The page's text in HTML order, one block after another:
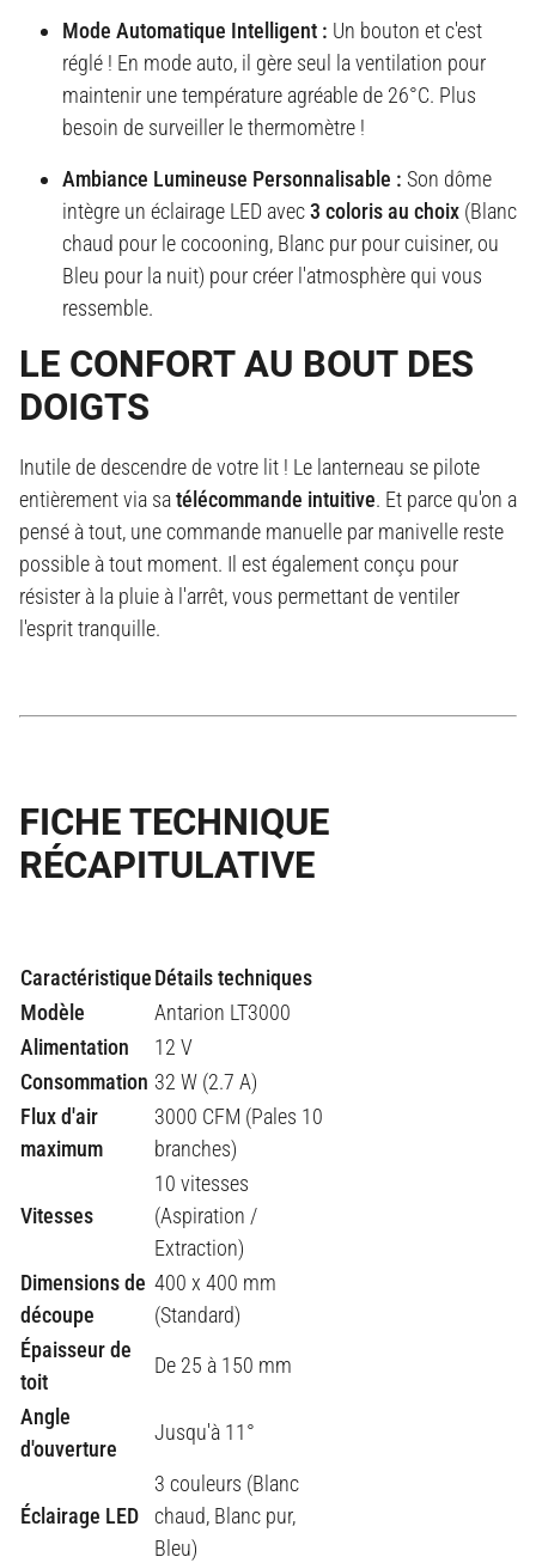
Mode Automatique Intelligent : Un bouton et c'est
réglé ! En mode auto, il gère seul la ventilation pour
maintenir une température agréable de 26°C. Plus
besoin de surveiller le thermomètre !
Ambiance Lumineuse Personnalisable : Son dôme
intègre un éclairage LED avec3 coloris au choix (Blanc
chaud pour le cocooning, Blanc pur pour cuisiner, ou
Bleu pour la nuit) pour créer l'atmosphère qui vous
ressemble.
LE CONFORT AU BOUT DES
DOIGTS
Inutile de descendre de votre lit ! Le lanterneau se pilote
entièrement via satélécommande intuitive. Et parce qu'on a
pensé à tout, une commande manuelle par manivelle reste
possible à tout moment. Il est également conçu pour
résister à la pluie à l'arrêt, vous permettant de ventiler
l'esprit tranquille.
FICHE TECHNIQUE
RÉCAPITULATIVE
CaractéristiqueDétails techniques
Modèle
Antarion LT3000
Alimentation
12 V
Consommation 32 W (2.7 A)
Flux d'air
maximum
3000 CFM (Pales 10
branches)
Vitesses
10 vitesses
(Aspiration /
Extraction)
Dimensions de
découpe
400 x 400 mm
(Standard)
Épaisseur de
toit
De 25 à 150 mm
Angle
d'ouverture
Jusqu'à 11°
Éclairage LED
3 couleurs (Blanc
chaud, Blanc pur,
Bleu)